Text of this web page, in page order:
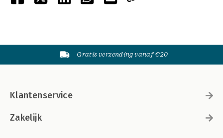
Gratis verzending vanaf €20
Klantenservice
Zakelijk